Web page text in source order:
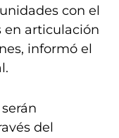
con el
en articulación
informó el
del